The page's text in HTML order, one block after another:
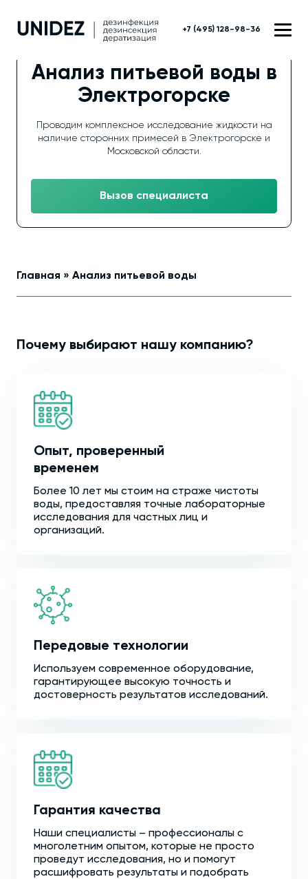
+7 (495) 128-98-36
Анализ питьевой воды в
Электрогорске
Проводим комплексное исследование жидкости на
наличие сторонних примесей в Электрогорске и
Московской области.
Вызов специалиста
Главная » Анализ питьевой воды
Почему выбирают нашу компанию?
Опыт, проверенный
временем
Более 10 лет мы стоим на страже чистоты
воды, предоставляя точные лабораторные
исследования для частных лиц и
организаций.
Передовые технологии
Используем современное оборудование,
гарантирующее высокую точность и
достоверность результатов исследований.
Гарантия качества
Наши специалисты – профессионалы с
многолетним опытом, которые не просто
проведут исследования, но и помогут
расшифровать результаты и подобрать